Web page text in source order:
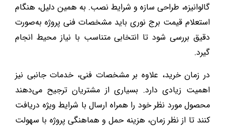
گالوانیزه، طراحی سازه و شرایط نصب. به همین دلیل، هنگام
استعلام قیمت برج نوری باید مشخصات فنی پروژه به‌صورت
دقیق بررسی شود تا انتخابی متناسب با نیاز محیط انجام
گیرد.
در زمان خرید، علاوه بر مشخصات فنی، خدمات جانبی نیز
اهمیت زیادی دارد. بسیاری از مشتریان ترجیح می‌دهند
محصول مورد نظر خود را همراه ارسال با شرایط ویژه دریافت
کنند تا از نظر زمان، هزینه حمل و هماهنگی پروژه با سهولت